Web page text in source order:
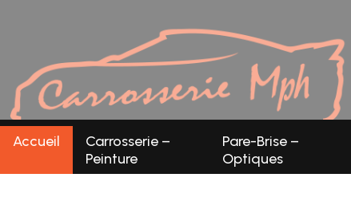
Accueil
Carrosserie –
Peinture
Pare-Brise –
Optiques